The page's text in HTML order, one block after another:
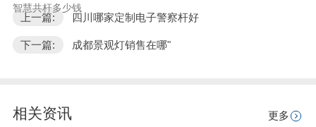
智慧共杆多少钱
上一篇: 四川哪家定制电子警察杆好
下一篇: 成都景观灯销售在哪"
相关资讯 更多